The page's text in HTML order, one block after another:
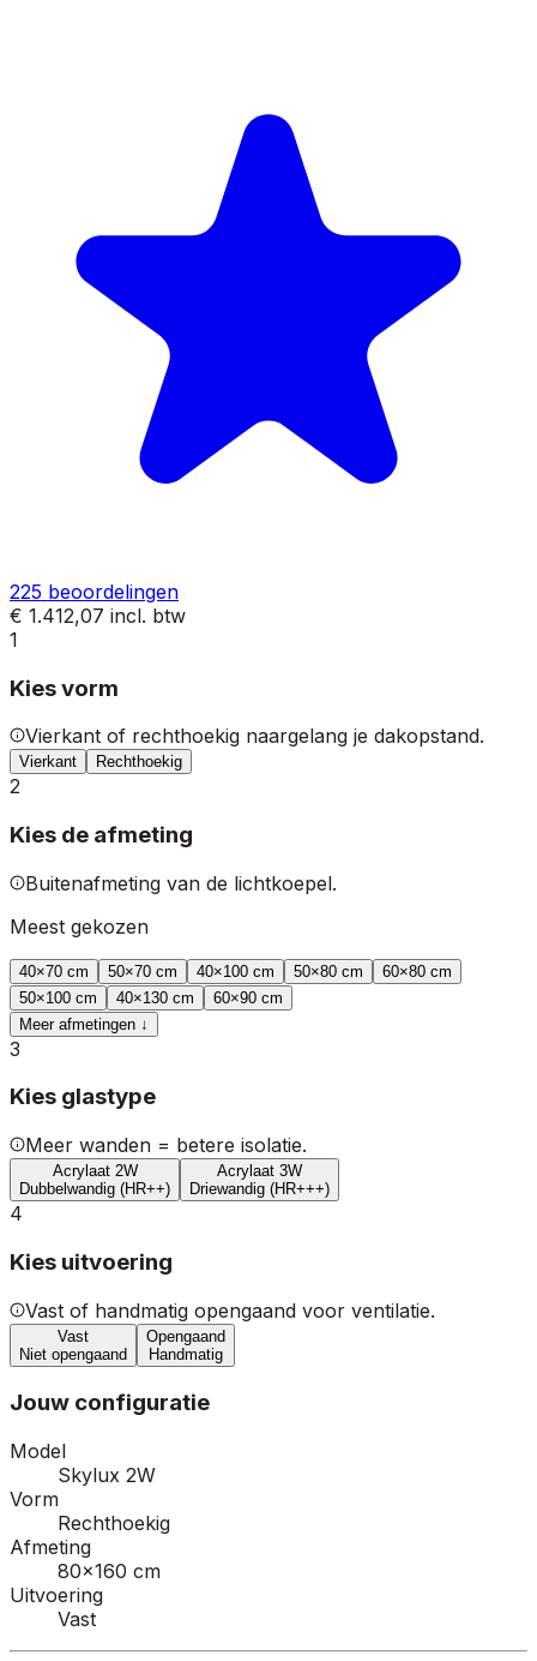
225 beoordelingen
€ 1.412,07 incl. btw
1
Kies vorm
Vierkant of rechthoekig naargelang je dakopstand.
Vierkant Rechthoekig
2
Kies de afmeting
Buitenafmeting van de lichtkoepel.
Meest gekozen
40×70 cm 50×70 cm 40×100 cm 50×80 cm 60×80 cm
50×100 cm 40×130 cm 60×90 cm
Meer afmetingen ↓
3
Kies glastype
Meer wanden = betere isolatie.
Acrylaat 2W
Dubbelwandig (HR++)
Acrylaat 3W
Driewandig (HR+++)
4
Kies uitvoering
Vast of handmatig opengaand voor ventilatie.
Vast
Niet opengaand
Opengaand
Handmatig
Jouw configuratie
Model
Skylux 2W
Vorm
Rechthoekig
Afmeting
80×160 cm
Uitvoering
Vast